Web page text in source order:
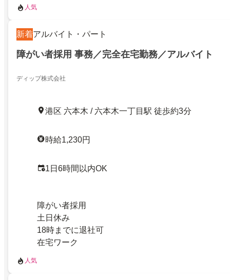
人気
新着アルバイト・パート
障がい者採用 事務／完全在宅勤務／アルバイト
ディップ株式会社
港区 六本木 / 六本木一丁目駅 徒歩約3分
時給1,230円
1日6時間以内OK
障がい者採用
土日休み
18時までに退社可
在宅ワーク
人気